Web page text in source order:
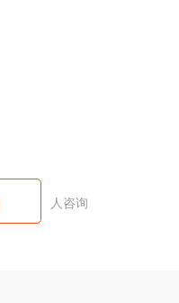
人咨询